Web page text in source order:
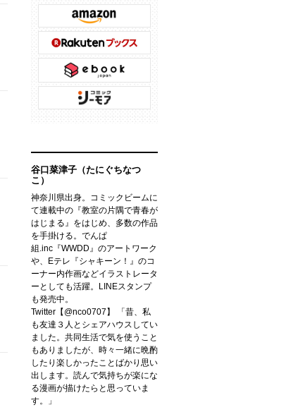
谷口菜津子（たにぐちなつ
こ）
神奈川県出身。コミックビームに
て連載中の『教室の片隅で青春が
はじまる』をはじめ、多数の作品
を手掛ける。でんぱ
組.inc『WWDD』のアートワーク
や、Eテレ『シャキーン！』のコ
ーナー内作画などイラストレータ
ーとしても活躍。LINEスタンプ
も発売中。
Twitter【@nco0707】 「昔、私
も友達３人とシェアハウスしてい
ました。共同生活で気を使うこと
もありましたが、時々一緒に晩酌
したり楽しかったことばかり思い
出します。読んで気持ちが楽にな
る漫画が描けたらと思っていま
す。」